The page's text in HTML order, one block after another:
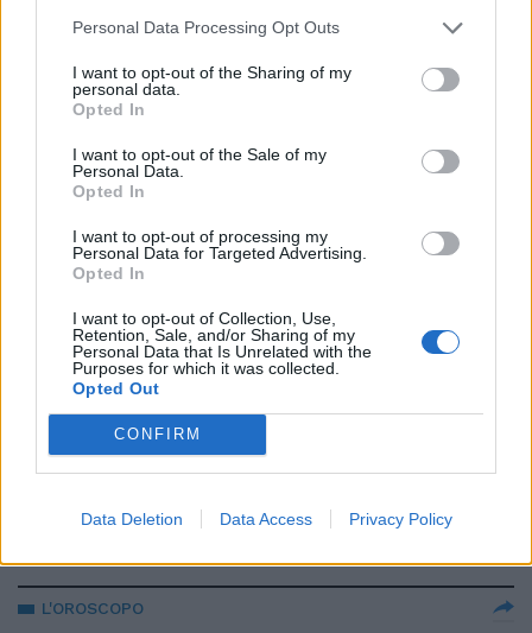
Personal Data Processing Opt Outs
I want to opt-out of the Sharing of my
personal data.
Opted In
I want to opt-out of the Sale of my
Personal Data.
Opted In
I want to opt-out of processing my
Personal Data for Targeted Advertising.
Opted In
I want to opt-out of Collection, Use,
Retention, Sale, and/or Sharing of my
Personal Data that Is Unrelated with the
Purposes for which it was collected.
Opted Out
CONFIRM
Data Deletion Data Access Privacy Policy
29/03/2021
OROSCOPO
nera per troppi segni! Eccoli
22/03/2021
OROSCOPO
Cancro e Scorpione
15/03/2021
SEGNO PER SEGNO
Il trionfo di Capricorno e
Acquario. Vergine ancora ko:
l'oroscopo settimanale
L'OROSCOPO